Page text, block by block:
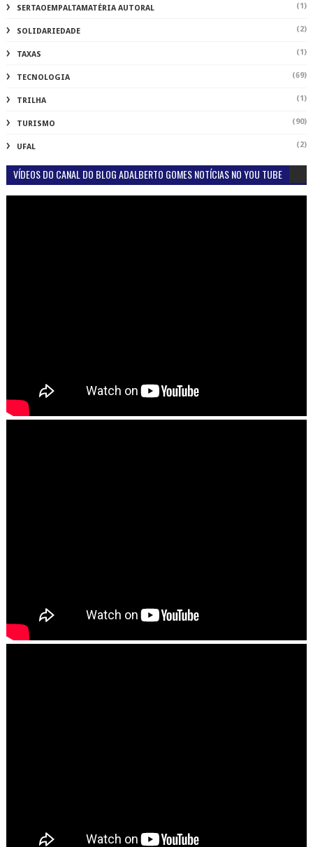
SERTAOEMPALTAMATÉRIA AUTORAL (1)
SOLIDARIEDADE (2)
TAXAS (1)
TECNOLOGIA (69)
TRILHA (1)
TURISMO (90)
UFAL (2)
VÍDEOS DO CANAL DO BLOG ADALBERTO GOMES NOTÍCIAS NO YOU TUBE